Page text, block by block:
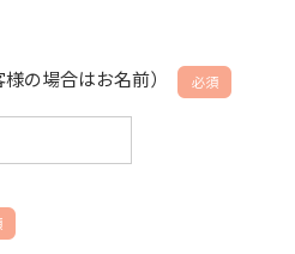
の場合はお名前） 必須